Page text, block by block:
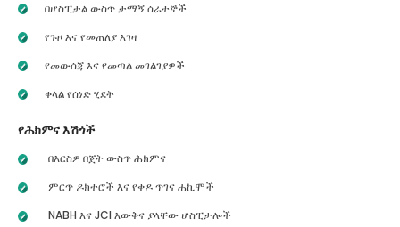
በሆስፒታል ውስጥ ታማኝ ሰራተኞች
የጉዞ እና የመጠለያ እገዛ
የመውሰጃ እና የመጣል መገልገያዎች
ቀላል የሰነድ ሂደት
የሕክምና እሽጎች
በእርስዎ በጀት ውስጥ ሕክምና
ምርጥ ዶክተሮች እና የቀዶ ጥገና ሐኪሞች
NABH እና JCI እውቅና ያላቸው ሆስፒታሎች